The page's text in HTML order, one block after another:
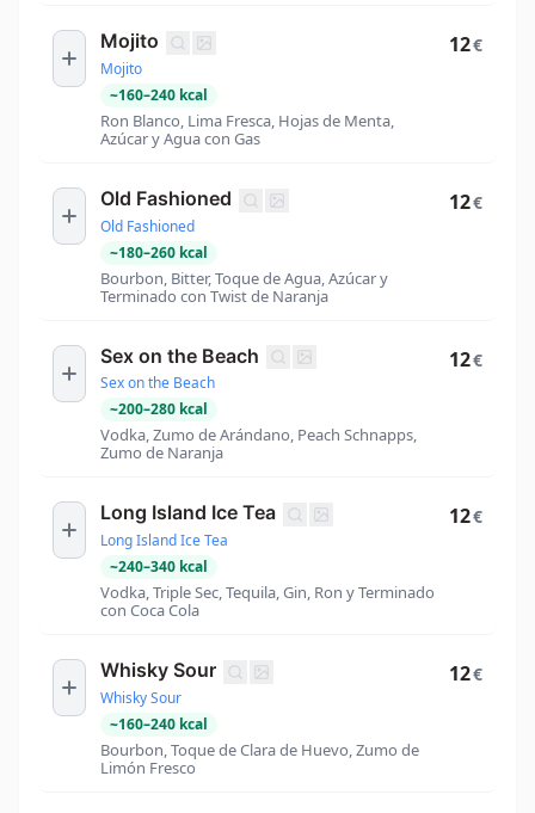
Mojito
Mojito
~160–240 kcal
Ron Blanco, Lima Fresca, Hojas de Menta,
Azúcar y Agua con Gas
12€
Old Fashioned
Old Fashioned
~180–260 kcal
Bourbon, Bitter, Toque de Agua, Azúcar y
Terminado con Twist de Naranja
12€
Sex on the Beach
Sex on the Beach
~200–280 kcal
Vodka, Zumo de Arándano, Peach Schnapps,
Zumo de Naranja
12€
Long Island Ice Tea
Long Island Ice Tea
~240–340 kcal
Vodka, Triple Sec, Tequila, Gin, Ron y Terminado
con Coca Cola
12€
Whisky Sour
Whisky Sour
~160–240 kcal
Bourbon, Toque de Clara de Huevo, Zumo de
Limón Fresco
12€